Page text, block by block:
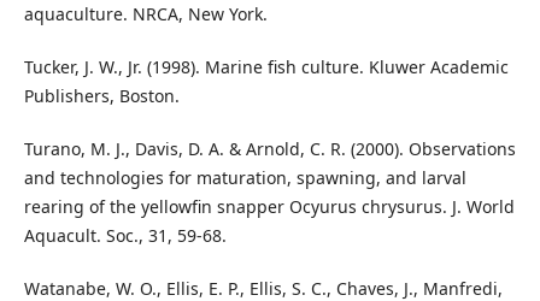
aquaculture. NRCA, New York.
Tucker, J. W., Jr. (1998). Marine fish culture. Kluwer Academic
Publishers, Boston.
Turano, M. J., Davis, D. A. & Arnold, C. R. (2000). Observations
and technologies for maturation, spawning, and larval
rearing of the yellowfin snapper Ocyurus chrysurus. J. World
Aquacult. Soc., 31, 59-68.
Watanabe, W. O., Ellis, E. P., Ellis, S. C., Chaves, J., Manfredi,